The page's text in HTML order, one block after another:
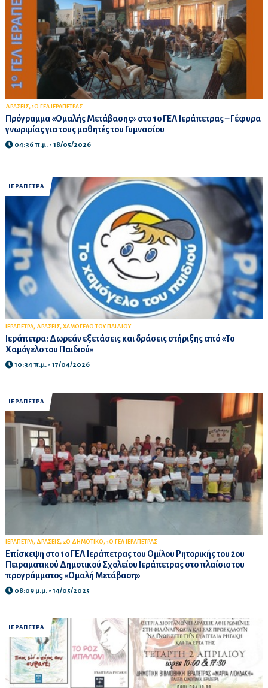
ΔΡΑΣΕΙΣ, 1Ο ΓΕΛ ΙΕΡΑΠΕΤΡΑΣ
Πρόγραμμα «Ομαλής Μετάβασης» στο 1ο ΓΕΛ Ιεράπετρας – Γέφυρα
γνωριμίας για τους μαθητές του Γυμνασίου
04:36 π.μ. - 18/05/2026
ΙΕΡΑΠΕΤΡΑ
ΙΕΡΑΠΕΤΡΑ, ΔΡΑΣΕΙΣ, ΧΑΜΟΓΕΛΟ ΤΟΥ ΠΑΙΔΙΟΥ
Ιεράπετρα: Δωρεάν εξετάσεις και δράσεις στήριξης από «Το
Χαμόγελο του Παιδιού»
10:34 π.μ. - 17/04/2026
ΙΕΡΑΠΕΤΡΑ
ΙΕΡΑΠΕΤΡΑ, ΔΡΑΣΕΙΣ, 2Ο ΔΗΜΟΤΙΚΟ, 1Ο ΓΕΛ ΙΕΡΑΠΕΤΡΑΣ
Επίσκεψη στο 1ο ΓΕΛ Ιεράπετρας του Ομίλου Ρητορικής του 2ου
Πειραματικού Δημοτικού Σχολείου Ιεράπετρας στο πλαίσιο του
προγράμματος «Ομαλή Μετάβαση»
08:09 μ.μ. - 14/05/2025
ΙΕΡΑΠΕΤΡΑ